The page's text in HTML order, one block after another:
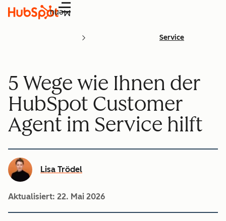
Menü
Service
5 Wege wie Ihnen der
HubSpot Customer
Agent im Service hilft
Lisa Trödel
Aktualisiert: 22. Mai 2026